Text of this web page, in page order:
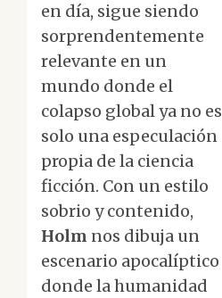
en día, sigue siendo
sorprendentemente
relevante en un
mundo donde el
colapso global ya no es
solo una especulación
propia de la ciencia
ficción. Con un estilo
sobrio y contenido,
Holm nos dibuja un
escenario apocalíptico
donde la humanidad